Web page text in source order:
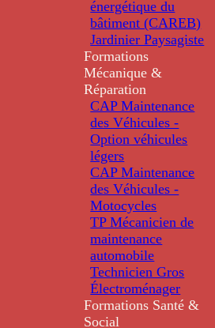
énergétique du
bâtiment (CAREB)
Jardinier Paysagiste
Formations
Mécanique &
Réparation
CAP Maintenance
des Véhicules -
Option véhicules
légers
CAP Maintenance
des Véhicules -
Motocycles
TP Mécanicien de
maintenance
automobile
Technicien Gros
Électroménager
Formations Santé &
Social